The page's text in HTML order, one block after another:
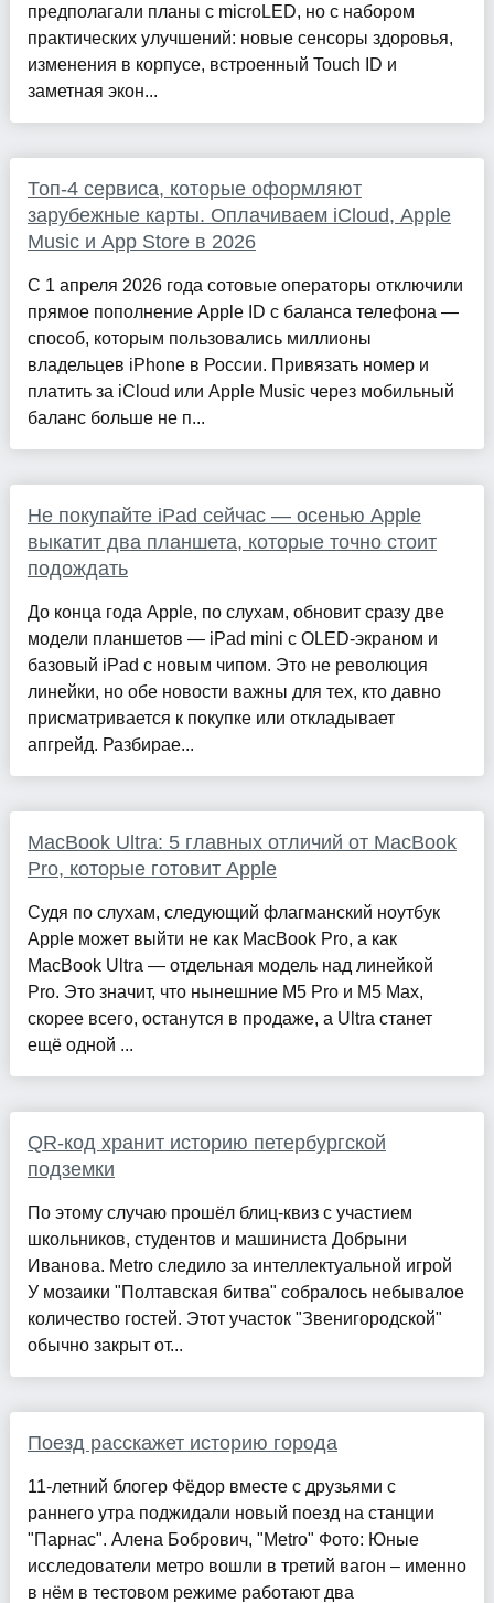
предполагали планы с microLED, но с набором
практических улучшений: новые сенсоры здоровья,
изменения в корпусе, встроенный Touch ID и
заметная экон...
Топ-4 сервиса, которые оформляют
зарубежные карты. Оплачиваем iCloud, Apple
Music и App Store в 2026
С 1 апреля 2026 года сотовые операторы отключили
прямое пополнение Apple ID с баланса телефона —
способ, которым пользовались миллионы
владельцев iPhone в России. Привязать номер и
платить за iCloud или Apple Music через мобильный
баланс больше не п...
Не покупайте iPad сейчас — осенью Apple
выкатит два планшета, которые точно стоит
подождать
До конца года Apple, по слухам, обновит сразу две
модели планшетов — iPad mini с OLED-экраном и
базовый iPad с новым чипом. Это не революция
линейки, но обе новости важны для тех, кто давно
присматривается к покупке или откладывает
апгрейд. Разбирае...
MacBook Ultra: 5 главных отличий от MacBook
Pro, которые готовит Apple
Судя по слухам, следующий флагманский ноутбук
Apple может выйти не как MacBook Pro, а как
MacBook Ultra — отдельная модель над линейкой
Pro. Это значит, что нынешние M5 Pro и M5 Max,
скорее всего, останутся в продаже, а Ultra станет
ещё одной ...
QR-код хранит историю петербургской
подземки
По этому случаю прошёл блиц-квиз с участием
школьников, студентов и машиниста Добрыни
Иванова. Metro следило за интеллектуальной игрой
У мозаики "Полтавская битва" собралось небывалое
количество гостей. Этот участок "Звенигородской"
обычно закрыт от...
Поезд расскажет историю города
11-летний блогер Фёдор вместе с друзьями с
раннего утра поджидали новый поезд на станции
"Парнас". Алена Бобрович, "Metro" Фото: Юные
исследователи метро вошли в третий вагон – именно
в нём в тестовом режиме работают два